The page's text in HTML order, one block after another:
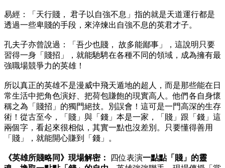
易經：「天行賤， 君子以自強不息」指的就是天道運行都是
透過一些卑賤的手段，來淬煉出自強不息的英君才子。
孔夫子亦曾說過：「吾少也賤， 故多能鄙事」，這說明只要
習得一身「賤招」，就能馳騁在各種不同的領域，成為擁有最
強職場競爭力的英雄！
所以真正的英雄不是漫威中飛天遁地的超人，而是那些能在日
常生活中把角色演好、把荷包賺飽的現實高人。他們各自身懷
稱之為「賤招」的獨門絕技。別誤會！這可是一門高深的生存
術！從古至今，「賤」與「錢」本是一家，「賤」跟「錢」這
兩個字，看起來很相似，其實一點也沒差別。只要懂得善用
「賤」，就能開心賺到「錢」。
《英雄所賤略同》現場解密： 四位表演一點點「賤」的靈